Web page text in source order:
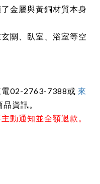
金屬與黃銅材質本身
關、臥室、浴室等空
電02-2763-7388或 來
資訊。
動通知並全額退款。